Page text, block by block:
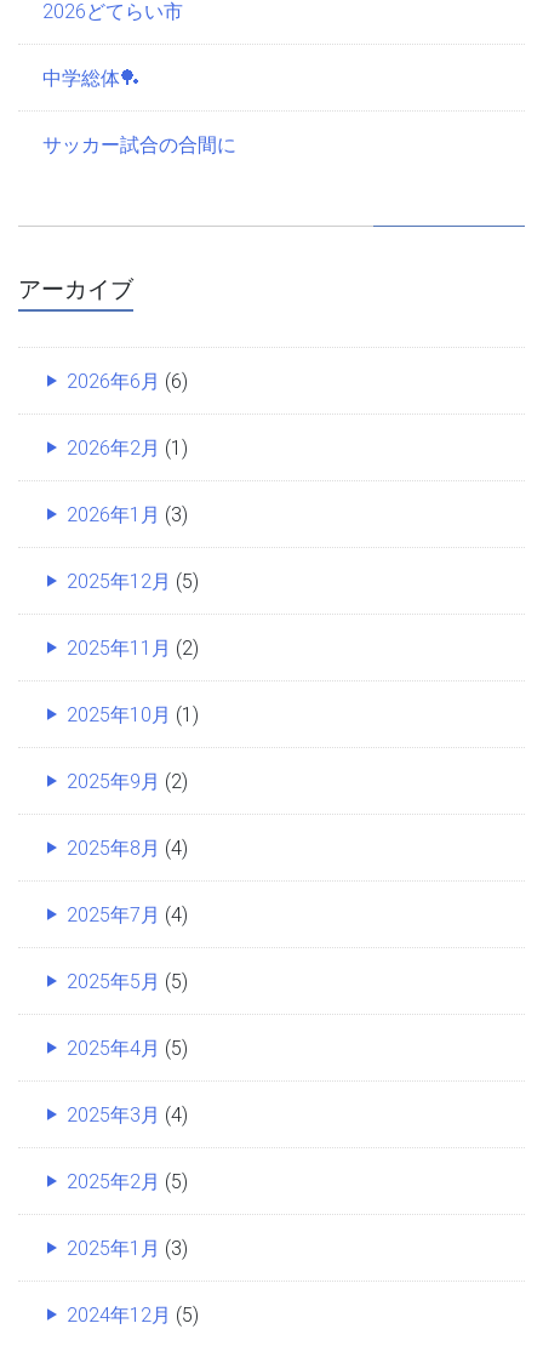
2026どてらい市
中学総体🏓
サッカー試合の合間に
アーカイブ
2026年6月 (6)
2026年2月 (1)
2026年1月 (3)
2025年12月 (5)
2025年11月 (2)
2025年10月 (1)
2025年9月 (2)
2025年8月 (4)
2025年7月 (4)
2025年5月 (5)
2025年4月 (5)
2025年3月 (4)
2025年2月 (5)
2025年1月 (3)
2024年12月 (5)